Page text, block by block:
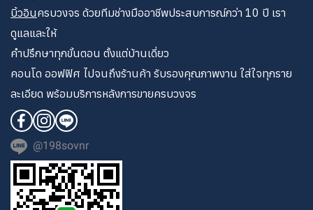
บิ้วอินครบวงจร ด้วยทีมช่างมืออาชีพประสบการณ์กว่า 10 ปี เรา
ดูแลและให้
คำปรึกษาทุกขั้นตอน ตั้งแต่บ้านเดี่ยว
คอนโด ออฟฟิศ ไปจนถึงร้านค้า รับรองคุณภาพงาน ใส่ใจทุกราย
ละเอียด พร้อมบริการหลังการขายครบวงจร
@198sovnr